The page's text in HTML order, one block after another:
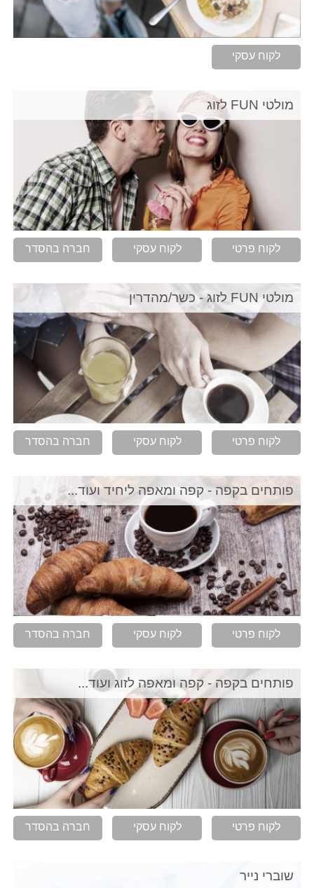
לקוח עסקי
מולטי FUN לזוג
לקוח פרטי לקוח עסקי חברה בהסדר
מולטי FUN לזוג - כשר/מהדרין
לקוח פרטי לקוח עסקי חברה בהסדר
פותחים בקפה - קפה ומאפה ליחיד ועוד...
לקוח פרטי לקוח עסקי חברה בהסדר
פותחים בקפה - קפה ומאפה לזוג ועוד...
לקוח פרטי לקוח עסקי חברה בהסדר
שוברי נייר